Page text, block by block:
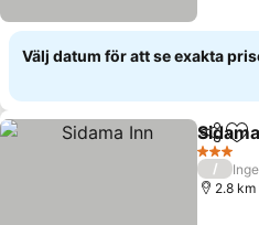
Välj datum för att se exakta
Dela
3 Stjärnor
/
2.8